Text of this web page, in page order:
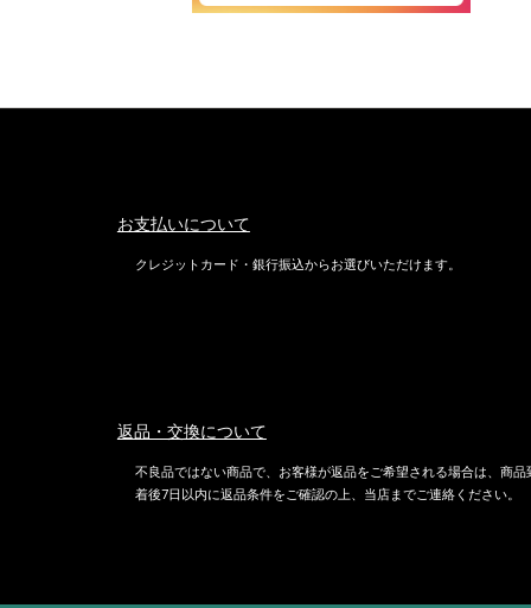
お支払いについて
クレジットカード・銀行振込からお選びいただけます。
返品・交換について
不良品ではない商品で、お客様が返品をご希望される場合は、商品
着後7日以内に返品条件をご確認の上、当店までご連絡ください。